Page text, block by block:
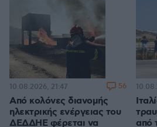
Από κολόνες διανομής
ηλεκτρικής ενέργειας του
ΔΕΔΔΗΕ φέρεται να
10.08.2026, 21:47 56
από